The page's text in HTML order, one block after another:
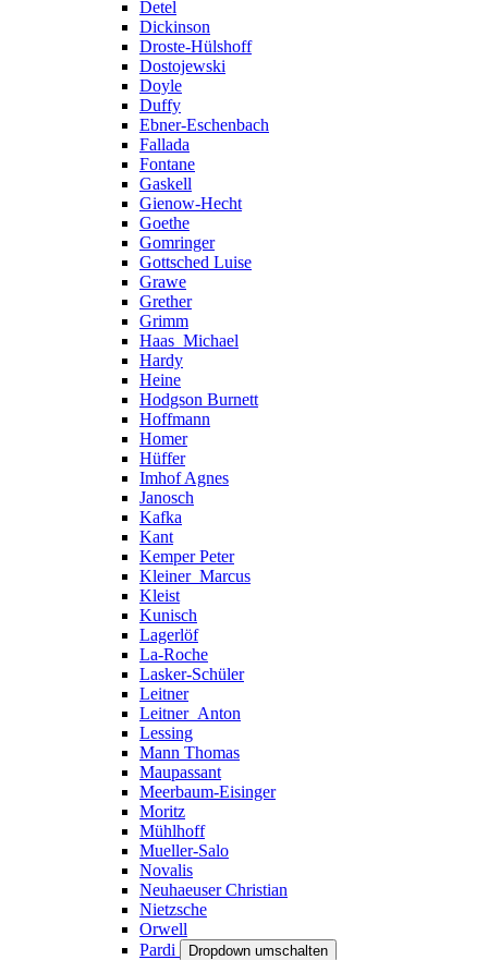
Detel
Dickinson
Droste-Hülshoff
Dostojewski
Doyle
Duffy
Ebner-Eschenbach
Fallada
Fontane
Gaskell
Gienow-Hecht
Goethe
Gomringer
Gottsched Luise
Grawe
Grether
Grimm
Haas_Michael
Hardy
Heine
Hodgson Burnett
Hoffmann
Homer
Hüffer
Imhof Agnes
Janosch
Kafka
Kant
Kemper Peter
Kleiner_Marcus
Kleist
Kunisch
Lagerlöf
La-Roche
Lasker-Schüler
Leitner
Leitner_Anton
Lessing
Mann Thomas
Maupassant
Meerbaum-Eisinger
Moritz
Mühlhoff
Mueller-Salo
Novalis
Neuhaeuser Christian
Nietzsche
Orwell
Pardi
Dropdown umschalten